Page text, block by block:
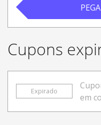
Cupons
Expirado
em